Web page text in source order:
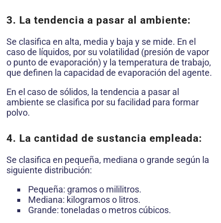
3. La tendencia a pasar al ambiente:
Se clasifica en alta, media y baja y se mide. En el
caso de líquidos, por su volatilidad (presión de vapor
o punto de evaporación) y la temperatura de trabajo,
que definen la capacidad de evaporación del agente.
En el caso de sólidos, la tendencia a pasar al
ambiente se clasifica por su facilidad para formar
polvo.
4. La cantidad de sustancia empleada:
Se clasifica en pequeña, mediana o grande según la
siguiente distribución:
Pequeña: gramos o mililitros.
Mediana: kilogramos o litros.
Grande: toneladas o metros cúbicos.